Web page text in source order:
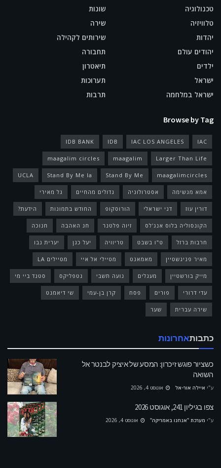
טכנולוגיה
טלוויזיה
יהדות
יהודים עולם
ילדים
ישראל
ישראל במלחמה
שונות
שירה
שירותים לקהילה
תחבורה
תיאטרון
תערוכות
תרבות
Browse by Tag
IAC
IAC LOS ANGELES
IDB
IDB BANK
Larger Than Life
maagalim
maagalim circles
maagalimcircles
Stand By Me
Stand By Me la
UCLA
אמא מגשימה אסטרולוגיה גדולים מהחיים גל מאירי
דורין עוז דני ישראלי הורוסקופ החודש בתמונות הידעת?
הקונסוליה בלוס אנג'לס זיוה פלטנר חג האהבה חנוכה
חרבות ברזל ט"ו בשבט טריוויה יעל כגן יערית נבו
מאיר פניגשטיין מאמאנט מטיילי אל איי מטיילים LA
מייק בורשטיין מעגלים נועה תשבי נטפליקס סטנד ביי מי
עדי דרורי פורים פסח קרן בן-עמי שי דיאמנט
שירה עברית שער
כתבותאחרונות
כשציור פוגש זיכרון: המסע של איציק לבנטר אל
השואה
ע"י איילה אור-אל אוגוסט 4, 2026
צפו בגיליון 241, אוגוסט 2026
ע"י מערכת "אנחנו באמריקה" אוגוסט 4, 2026